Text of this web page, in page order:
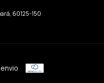
60125-150